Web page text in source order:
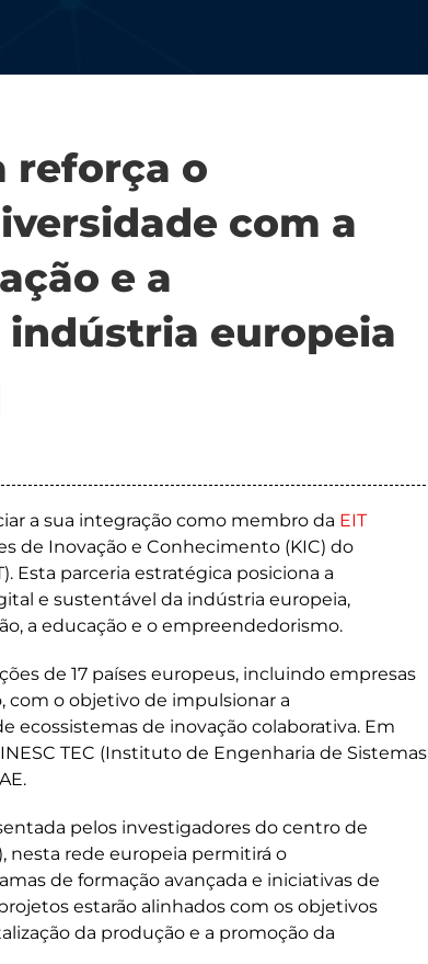
reforça o
com a
e a
europeia
a sua integração como membro da EIT
de Inovação e Conhecimento (KIC) do
Esta parceria estratégica posiciona a
e sustentável da indústria europeia,
a educação e o empreendedorismo.
de 17 países europeus, incluindo empresas
com o objetivo de impulsionar a
de inovação colaborativa. Em
TEC (Instituto de Engenharia de Sistemas
pelos investigadores do centro de
nesta rede europeia permitirá o
de formação avançada e iniciativas de
estarão alinhados com os objetivos
da produção e a promoção da